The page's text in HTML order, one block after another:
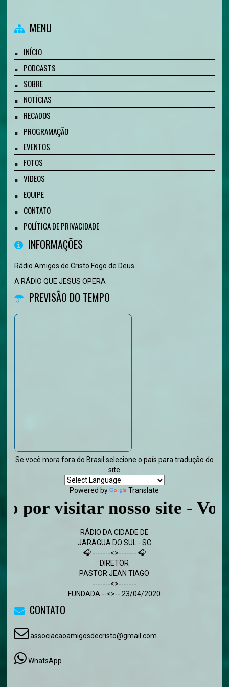
MENU
INÍCIO
PODCASTS
SOBRE
NOTÍCIAS
RECADOS
PROGRAMAÇÃO
EVENTOS
FOTOS
VÍDEOS
EQUIPE
CONTATO
POLÍTICA DE PRIVACIDADE
INFORMAÇÕES
Rádio Amigos de Cristo Fogo de Deus
A RÁDIO QUE JESUS OPERA
PREVISÃO DO TEMPO
Se você mora fora do Brasil selecione o país para tradução do
site
Powered by Translate
nosso site - Volte
RÁDIO DA CIDADE DE
JARAGUA DO SUL - SC
🎧 -------<>------- 🎧
DIRETOR
PASTOR JEAN TIAGO
-------<>-------
FUNDADA --<>-- 23/04/2020
CONTATO
associacaoamigosdecristo@gmail.com
WhatsApp